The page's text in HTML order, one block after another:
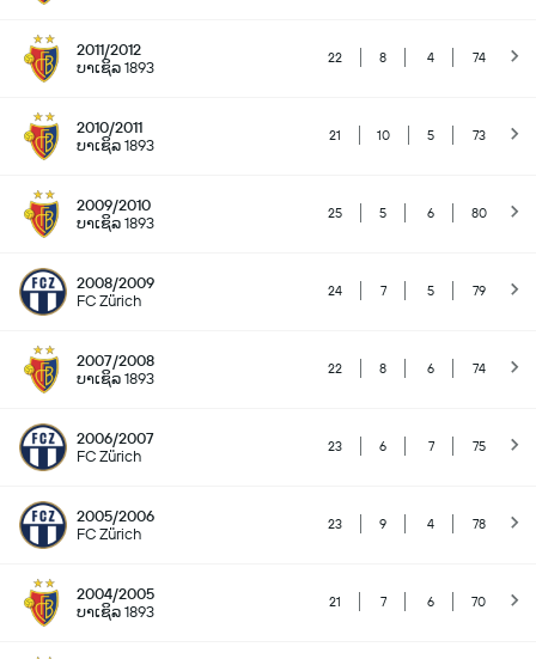
2011/2012
ບາເຊິລ 1893
22 8 4 74
2010/2011
ບາເຊິລ 1893
21 10 5 73
2009/2010
ບາເຊິລ 1893
25 5 6 80
2008/2009
FC Zürich
24 7 5 79
2007/2008
ບາເຊິລ 1893
22 8 6 74
2006/2007
FC Zürich
23 6 7 75
2005/2006
FC Zürich
23 9 4 78
2004/2005
ບາເຊິລ 1893
21 7 6 70